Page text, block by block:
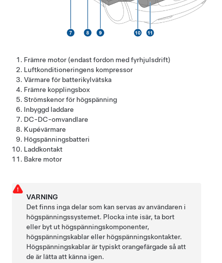
Främre motor (endast fordon med fyrhjulsdrift)
Luftkonditioneringens kompressor
Värmare för batterikylvätska
Främre kopplingsbox
Strömskenor för högspänning
Inbyggd laddare
DC-DC-omvandlare
Kupévärmare
Högspänningsbatteri
Laddkontakt
Bakre motor
VARNING
Det finns inga delar som kan servas av användaren i
högspänningssystemet. Plocka inte isär, ta bort
eller byt ut högspänningskomponenter,
högspänningskablar eller högspänningskontakter.
Högspänningskablar är typiskt orangefärgade så att
de är lätta att känna igen.